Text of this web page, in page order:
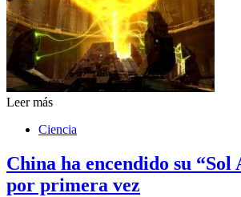
Leer más
Ciencia
China ha encendido su
por primera vez